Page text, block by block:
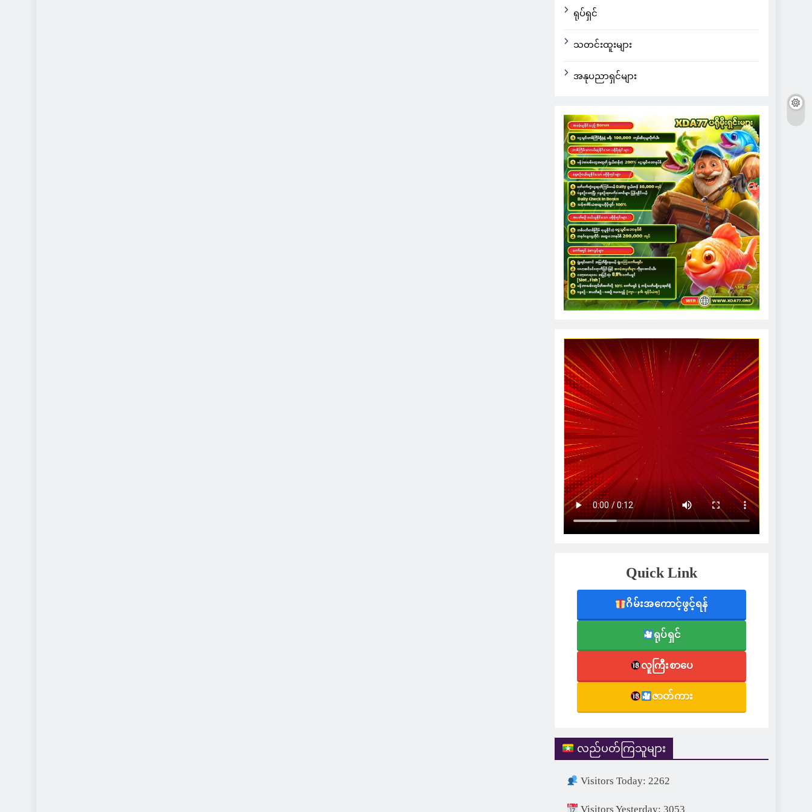
ရုပ်ရှင်
သတင်းထူးများ
အနုပညာရှင်များ
Quick Link
ဂိမ်းအကောင့်ဖွင့်ရန်
ရုပ်ရှင်
လူကြီးစာပေ
ဇာတ်ကား
လည်ပတ်ကြသူများ
Visitors Today: 2262
Visitors Yesterday: 3053